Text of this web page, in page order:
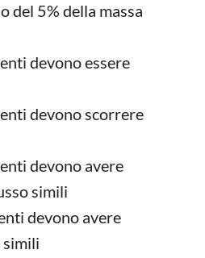
del 5% della massa
devono essere
devono scorrere
devono avere
simili
devono avere